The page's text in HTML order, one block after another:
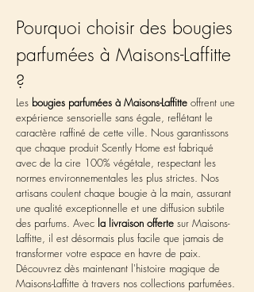
Pourquoi choisir des bougies
parfumées à Maisons-Laffitte
?
Les bougies parfumées à Maisons-Laffitte offrent une
expérience sensorielle sans égale, reflétant le
caractère raffiné de cette ville. Nous garantissons
que chaque produit Scently Home est fabriqué
avec de la cire 100% végétale, respectant les
normes environnementales les plus strictes. Nos
artisans coulent chaque bougie à la main, assurant
une qualité exceptionnelle et une diffusion subtile
des parfums. Avec la livraison offerte sur Maisons-
Laffitte, il est désormais plus facile que jamais de
transformer votre espace en havre de paix.
Découvrez dès maintenant l'histoire magique de
Maisons-Laffitte à travers nos collections parfumées.